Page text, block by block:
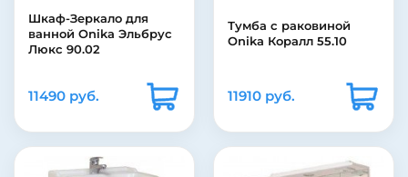
Шкаф-Зеркало для
ванной Onika Эльбрус
Люкс 90.02
11490 руб.
Тумба с раковиной
Onika Коралл 55.10
11910 руб.